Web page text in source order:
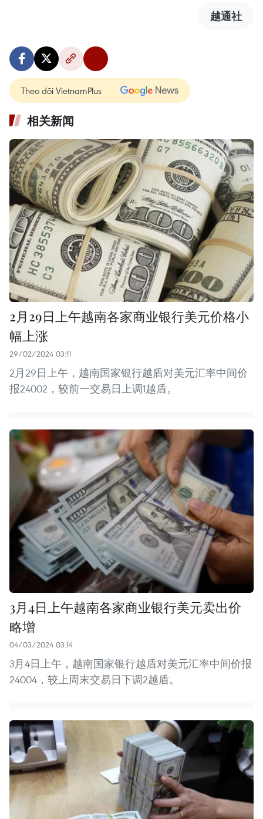
越通社
Theo dõi VietnamPlus
相关新闻
2月29日上午越南各家商业银行美元价格小
幅上涨
29/02/2024 03:11
2月29日上午，越南国家银行越盾对美元汇率中间价
报24002，较前一交易日上调1越盾。
3月4日上午越南各家商业银行美元卖出价
略增
04/03/2024 03:14
3月4日上午，越南国家银行越盾对美元汇率中间价报
24004，较上周末交易日下调2越盾。